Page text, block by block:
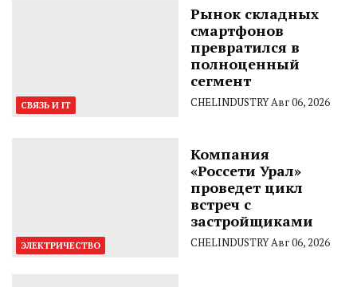
СВЯЗЬ И IT
Рынок складных
смартфонов
превратился в
полноценный
сегмент
CHELINDUSTRYАвг 06, 2026
ЭЛЕКТРИЧЕСТВО
Компания
«Россети Урал»
проведет цикл
встреч с
застройщиками
CHELINDUSTRYАвг 06, 2026